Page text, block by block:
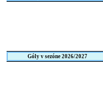
Góly v sezóne 2026/2027